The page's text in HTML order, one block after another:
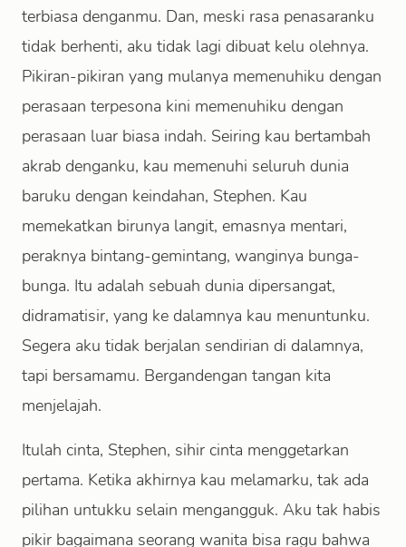
terbiasa denganmu. Dan, meski rasa penasaranku
tidak berhenti, aku tidak lagi dibuat kelu olehnya.
Pikiran-pikiran yang mulanya memenuhiku dengan
perasaan terpesona kini memenuhiku dengan
perasaan luar biasa indah. Seiring kau bertambah
akrab denganku, kau memenuhi seluruh dunia
baruku dengan keindahan, Stephen. Kau
memekatkan birunya langit, emasnya mentari,
peraknya bintang-gemintang, wanginya bunga-
bunga. Itu adalah sebuah dunia dipersangat,
didramatisir, yang ke dalamnya kau menuntunku.
Segera aku tidak berjalan sendirian di dalamnya,
tapi bersamamu. Bergandengan tangan kita
menjelajah.
Itulah cinta, Stephen, sihir cinta menggetarkan
pertama. Ketika akhirnya kau melamarku, tak ada
pilihan untukku selain mengangguk. Aku tak habis
pikir bagaimana seorang wanita bisa ragu bahwa